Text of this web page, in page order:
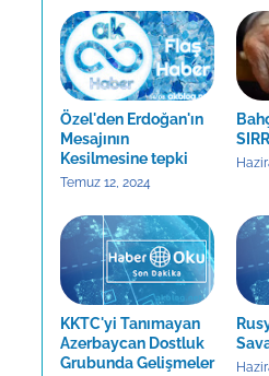
Özel'den Erdoğan'ın
Mesajının
Kesilmesine tepki
Temuz 12, 2024
SIRRI
KKTC'yi Tanımayan
Azerbaycan Dostluk
Grubunda Gelişmeler